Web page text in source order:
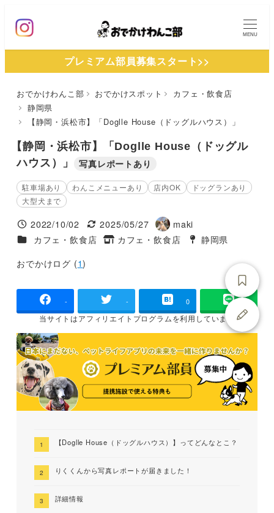
ン
MENU
プレミアム部員募集スタート>>
おでかけわんこ部 おでかけスポット
カフェ・飲食店
静岡県
【静岡・浜松市】「Doglle House（ドッグルハウス）」
【静岡・浜松市】「Doglle House（ドッグル
ハウス）」
写真レポートあり
駐車場あり わんこメニューあり 店内OK
ドッグランあり
大型犬まで
投稿日
2022/10/02
更新日
2025/05/27
著
者
maki
施設ジャンル
カフェ・飲食店
タグ
カフェ・飲食店
タグ
静岡県
おでかけログ (1)
- - 0
当サイトはアフィリエイトプログラムを利用しています
【Doglle House（ドッグルハウス）】ってどんなとこ？
りくくんから写真レポートが届きました！
詳細情報